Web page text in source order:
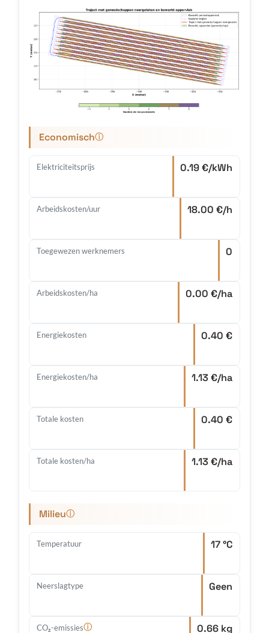
Economischⓘ
Elektriciteitsprijs 0.19 €/kWh
Arbeidskosten/uur 18.00 €/h
Toegewezen werknemers 0
Arbeidskosten/ha 0.00 €/ha
Energiekosten 0.40 €
Energiekosten/ha 1.13 €/ha
Totale kosten 0.40 €
Totale kosten/ha 1.13 €/ha
Milieuⓘ
Temperatuur 17 °C
Neerslagtype Geen
CO₂-emissiesⓘ 0.66 kg